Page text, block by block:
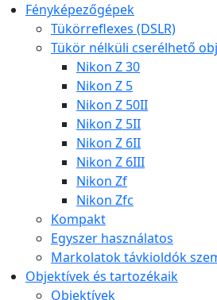
Fényképezőgépek
Tükörreflexes (DSLR)
Tükör nélküli cserélhető
Nikon Z 30
Nikon Z 5
Nikon Z 50II
Nikon Z 5II
Nikon Z 6II
Nikon Z 6III
Nikon Zf
Nikon Zfc
Kompakt
Egyszer használatos
Markolatok távkioldók
Objektívek és tartozékaik
Objektívek